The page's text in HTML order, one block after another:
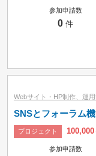
参加申請数
0 件
Webサイト・HP制作、運
SNSとフォーラム
プロジェクト 100,000
参加申請数